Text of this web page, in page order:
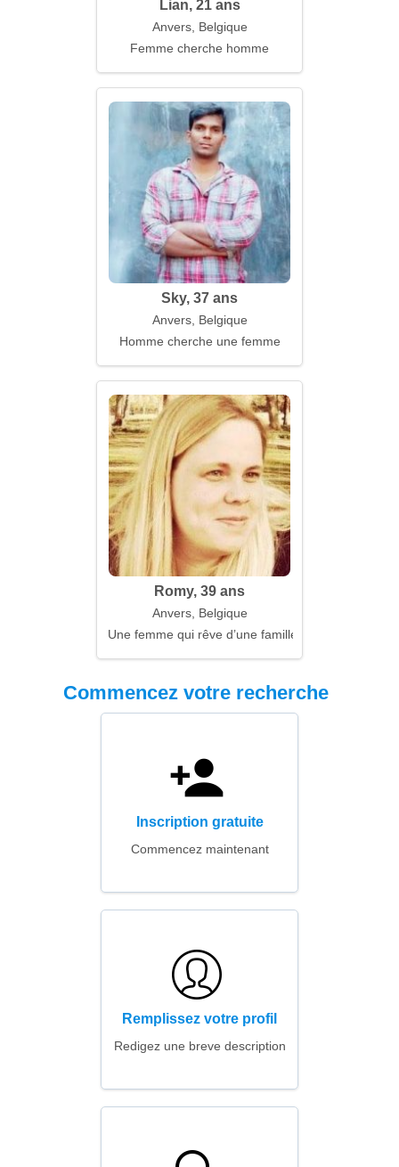
Lian, 21 ans
Anvers, Belgique
Femme cherche homme
Sky, 37 ans
Anvers, Belgique
Homme cherche une femme
Romy, 39 ans
Anvers, Belgique
Une femme qui rêve d’une famille forte
Commencez votre recherche
Inscription gratuite
Commencez maintenant
Remplissez votre profil
Redigez une breve description